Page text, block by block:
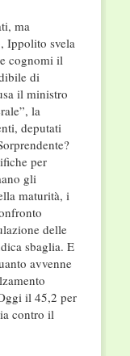
ma
Ippolito svela
cognomi il
di
il ministro
la
deputati
per
gli
maturità, i
delle
sbaglia. E
avvenne
il 45,2 per
contro il